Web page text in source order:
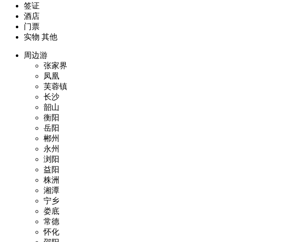
签证
酒店
门票
实物 其他
周边游
张家界
凤凰
芙蓉镇
长沙
韶山
衡阳
岳阳
郴州
永州
浏阳
益阳
株洲
湘潭
宁乡
娄底
常德
怀化